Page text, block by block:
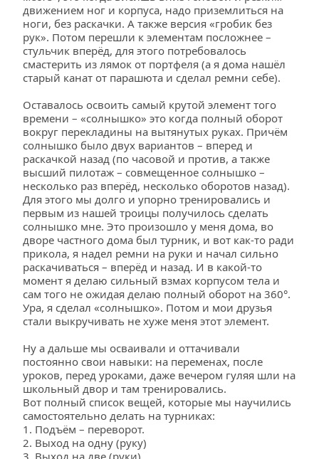
движением ног и корпуса, надо приземлиться на
ноги, без раскачки. А также версия «гробик без
рук». Потом перешли к элементам посложнее –
стульчик вперёд, для этого потребовалось
смастерить из лямок от портфеля (а я дома нашёл
старый канат от парашюта и сделал ремни себе).
Оставалось освоить самый крутой элемент того
времени – «солнышко» это когда полный оборот
вокруг перекладины на вытянутых руках. Причём
солнышко было двух вариантов – вперед и
раскачкой назад (по часовой и против, а также
высший пилотаж – совмещенное солнышко –
несколько раз вперёд, несколько оборотов назад).
Для этого мы долго и упорно тренировались и
первым из нашей троицы получилось сделать
солнышко мне. Это произошло у меня дома, во
дворе частного дома был турник, и вот как-то ради
прикола, я надел ремни на руки и начал сильно
раскачиваться – вперёд и назад. И в какой-то
момент я делаю сильный взмах корпусом тела и
сам того не ожидая делаю полный оборот на 360°.
Ура, я сделал «солнышко». Потом и мои друзья
стали выкручивать не хуже меня этот элемент.
Ну а дальше мы осваивали и оттачивали
постоянно свои навыки: на переменах, после
уроков, перед уроками, даже вечером гуляя шли на
школьный двор и там тренировались.
Вот полный список вещей, которые мы научились
самостоятельно делать на турниках:
1. Подъём – переворот.
2. Выход на одну (руку)
3. Выход на две (руки)